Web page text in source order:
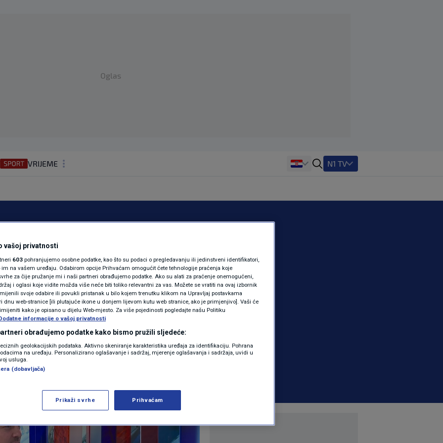
Oglas
VRIJEME
REGIJA
MAGAZIN
KOLUMNE
N1(DIS)INFO
KLIMATSKE PROMJENE
FOTO
VIDEO
N1 TV
za tajnika
Zagreba: Tamo
14:02 VIJESTI 0 komentara
Više
vašoj privatnosti
603 pohranjujemo osobne podatke, kao što su podaci o pregledavanju ili jedinstveni identifikatori,
na vašem uređaju. Odabirom opcije Prihvaćam omogućit ćete tehnologije praćenja koje
za čije pružanje mi i naši partneri obrađujemo podatke. Ako su alati za praćenje onemogućeni,
i oglasi koje vidite možda više neće biti toliko relevantni za vas. Možete se vratiti na ovaj izbornik
svoje odabire ili povukli pristanak u bilo kojem trenutku klikom na Upravljaj postavkama
dnu web-stranice [ili plutajuće ikone u donjem lijevom kutu web stranice, ako je primjenjivo]. Vaši će
kako je opisano u dijelu Web-mjesto. Za više pojedinosti pogledajte našu Politiku
informacije o vašoj privatnosti
obrađujemo podatke kako bismo pružili sljedeće:
geolokacijskih podataka. Aktivno skeniranje karakteristika uređaja za identifikaciju. Pohrana
na uređaju. Personalizirano oglašavanje i sadržaj, mjerenje oglašavanja i sadržaja, uvidi u
usluga.
(dobavljača)
Prikaži svrhe Prihvaćam